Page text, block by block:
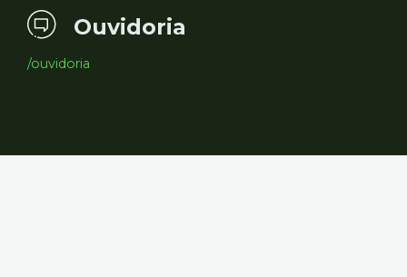
Ouvidoria
/ouvidoria